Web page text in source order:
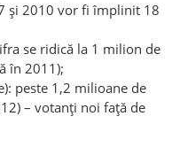
și 2010 vor fi împlinit 18
se ridică la 1 milion de
în 2011);
peste 1,2 milioane de
– votanți noi față de